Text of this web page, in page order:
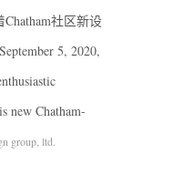
社区新设
5, 2020,
new Chatham-
group, ltd.